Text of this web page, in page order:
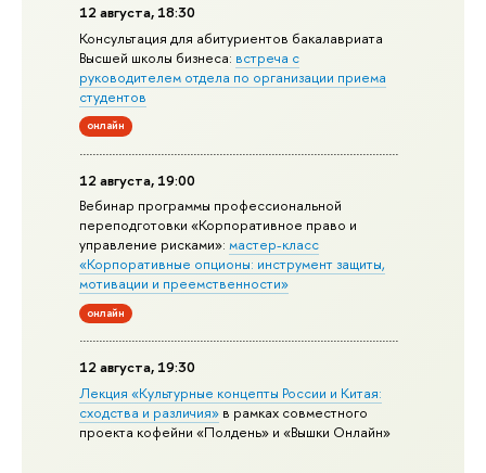
12 августа, 18:30
Консультация для абитуриентов бакалавриата
Высшей школы бизнеса: встреча с
руководителем отдела по организации приема
студентов
онлайн
12 августа, 19:00
Вебинар программы профессиональной
переподготовки «Корпоративное право и
управление рисками»:мастер-класс
«Корпоративные опционы: инструмент защиты,
мотивации и преемственности»
онлайн
12 августа, 19:30
Лекция «Культурные концепты России и Китая:
сходства и различия» в рамках совместного
проекта кофейни «Полдень» и «Вышки Онлайн»